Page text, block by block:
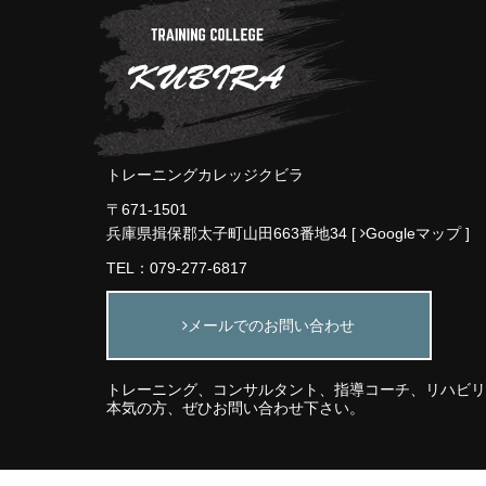
トレーニングカレッジクビラ
〒671-1501
兵庫県揖保郡太子町山田663番地34 [ Googleマップ]
TEL：079-277-6817
メールでのお問い合わせ
トレーニング、コンサルタント、指導コーチ、リハビ
本気の方、ぜひお問い合わせ下さい。